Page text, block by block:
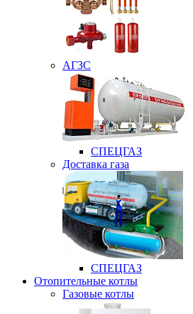
АГЗС
СПЕЦГАЗ
Доставка газа
СПЕЦГАЗ
Отопительные котлы
Газовые котлы